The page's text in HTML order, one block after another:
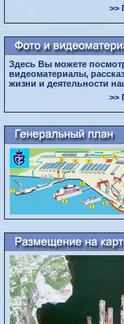
>>
Здесь Вы можете
видеоматериалы,
жизни и деятельности
>>